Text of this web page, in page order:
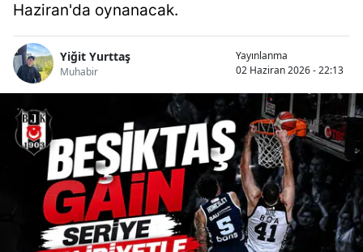
Haziran'da oynanacak.
Yiğit Yurttaş
Muhabir
Yayınlanma
02 Haziran 2026 - 22:13